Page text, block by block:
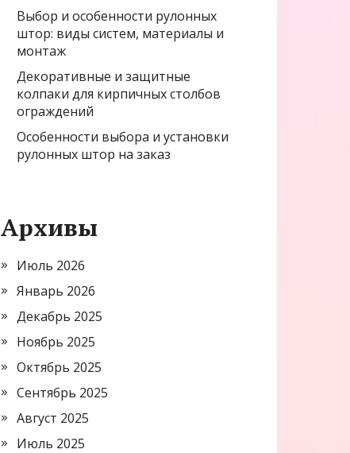
Выбор и особенности рулонных
штор: виды систем, материалы и
монтаж
Декоративные и защитные
колпаки для кирпичных столбов
ограждений
Особенности выбора и установки
рулонных штор на заказ
Архивы
Июль 2026
Январь 2026
Декабрь 2025
Ноябрь 2025
Октябрь 2025
Сентябрь 2025
Август 2025
Июль 2025